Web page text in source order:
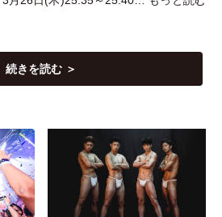
続きを読む ＞